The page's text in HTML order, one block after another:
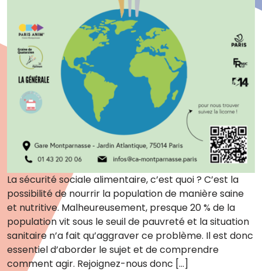
La sécurité sociale alimentaire, c’est quoi ? C’est la
possibilité de nourrir la population de manière saine
et nutritive. Malheureusement, presque 20 % de la
population vit sous le seuil de pauvreté et la situation
sanitaire n’a fait qu’aggraver ce problème. Il est donc
essentiel d’aborder le sujet et de comprendre
comment agir. Rejoignez-nous donc […]